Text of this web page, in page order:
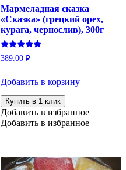
Мармеладная сказка
«Сказка» (грецкий орех,
курага, чернослив), 300г
Оценка
5.00
389.00 ₽
Добавить в корзину
Купить в 1 клик
Добавить в избранное
Добавить в избранное